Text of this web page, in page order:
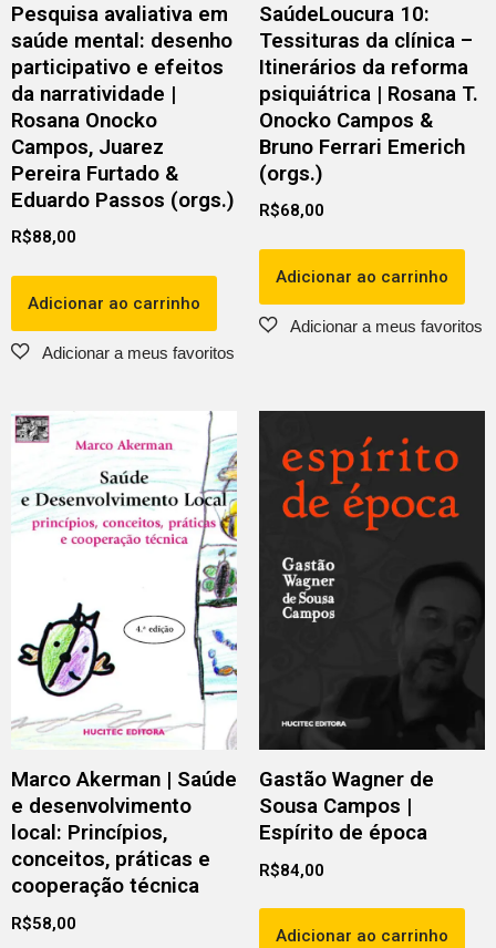
Pesquisa avaliativa em
saúde mental: desenho
participativo e efeitos
da narratividade |
Rosana Onocko
Campos, Juarez
Pereira Furtado &
Eduardo Passos (orgs.)
R$88,00
Adicionar ao carrinho
SaúdeLoucura 10:
Tessituras da clínica –
Itinerários da reforma
psiquiátrica | Rosana T.
Onocko Campos &
Bruno Ferrari Emerich
(orgs.)
R$68,00
Adicionar ao carrinho
Marco Akerman | Saúde
e desenvolvimento
local: Princípios,
conceitos, práticas e
cooperação técnica
R$58,00
Gastão Wagner de
Sousa Campos |
Espírito de época
R$84,00
Adicionar ao carrinho